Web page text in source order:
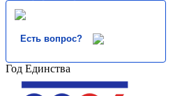
Есть вопрос?
Год Единства